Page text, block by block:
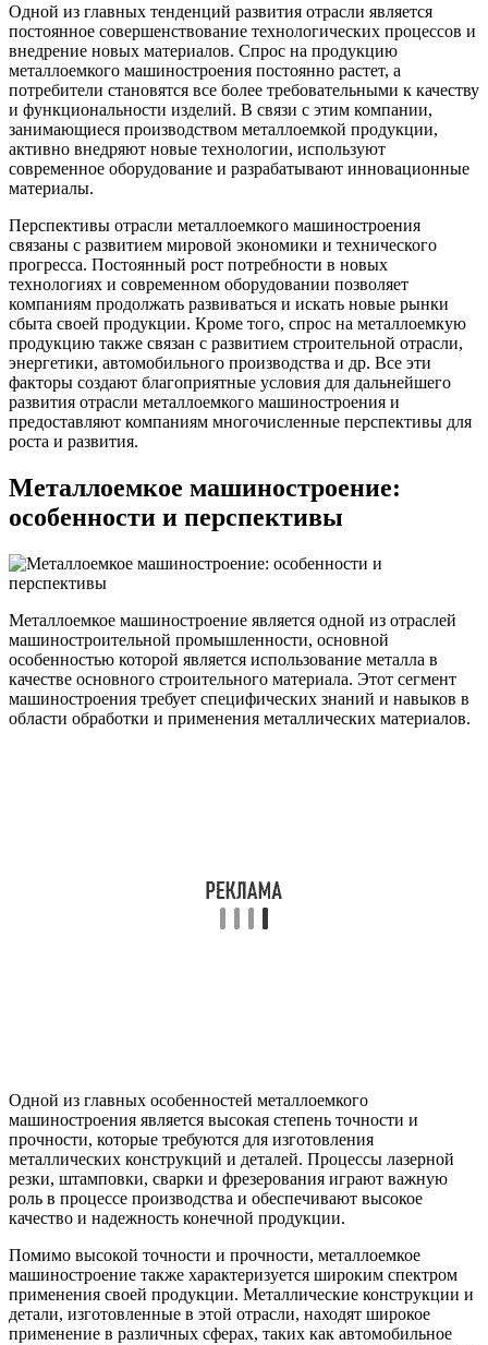
Одной из главных тенденций развития отрасли является
постоянное совершенствование технологических процессов и
внедрение новых материалов. Спрос на продукцию
металлоемкого машиностроения постоянно растет, а
потребители становятся все более требовательными к качеству
и функциональности изделий. В связи с этим компании,
занимающиеся производством металлоемкой продукции,
активно внедряют новые технологии, используют
современное оборудование и разрабатывают инновационные
материалы.
Перспективы отрасли металлоемкого машиностроения
связаны с развитием мировой экономики и технического
прогресса. Постоянный рост потребности в новых
технологиях и современном оборудовании позволяет
компаниям продолжать развиваться и искать новые рынки
сбыта своей продукции. Кроме того, спрос на металлоемкую
продукцию также связан с развитием строительной отрасли,
энергетики, автомобильного производства и др. Все эти
факторы создают благоприятные условия для дальнейшего
развития отрасли металлоемкого машиностроения и
предоставляют компаниям многочисленные перспективы для
роста и развития.
Металлоемкое машиностроение:
особенности и перспективы
Металлоемкое машиностроение является одной из отраслей
машиностроительной промышленности, основной
особенностью которой является использование металла в
качестве основного строительного материала. Этот сегмент
машиностроения требует специфических знаний и навыков в
области обработки и применения металлических материалов.
Одной из главных особенностей металлоемкого
машиностроения является высокая степень точности и
прочности, которые требуются для изготовления
металлических конструкций и деталей. Процессы лазерной
резки, штамповки, сварки и фрезерования играют важную
роль в процессе производства и обеспечивают высокое
качество и надежность конечной продукции.
Помимо высокой точности и прочности, металлоемкое
машиностроение также характеризуется широким спектром
применения своей продукции. Металлические конструкции и
детали, изготовленные в этой отрасли, находят широкое
применение в различных сферах, таких как автомобильное